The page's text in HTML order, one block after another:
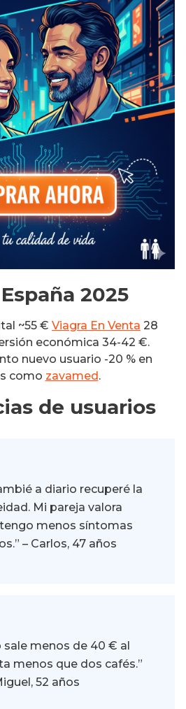
2025
~55 € Viagra En Venta 28
económica 34-42 €.
nuevo usuario -20 % en
como zavamed .
de usuarios
a diario recuperé la
Mi pareja valora
menos síntomas
– Carlos, 47 años
sale menos de 40 € al
menos que dos cafés.”
52 años